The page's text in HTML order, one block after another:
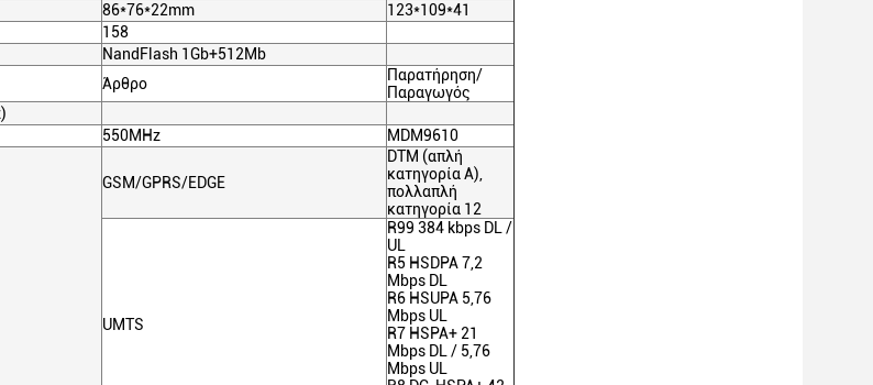
86*76*22mm
123*109*41
158
NandFlash 1Gb+512Mb
Άρθρο
Παρατήρηση/
Παραγωγός
550MHz MDM9610
GSM/GPRS/EDGE
DTM (απλή
κατηγορία Α),
πολλαπλή
κατηγορία 12
UMTS
R99 384 kbps DL /
UL
R5 HSDPA 7,2
Mbps DL
R6 HSUPA 5,76
Mbps UL
R7 HSPA+ 21
Mbps DL / 5,76
Mbps UL